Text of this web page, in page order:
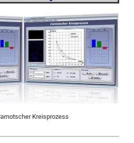
Kreisprozess